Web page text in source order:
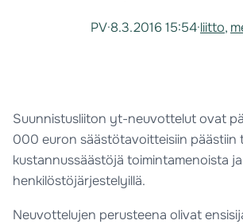
PV·8.3.2016 15:54·liitto,
Suunnistusliiton yt-neuvottelut ovat
000 euron säästötavoitteisiin päästiin
kustannussäästöjä toimintamenoista
henkilöstöjärjestelyillä.
Neuvottelujen perusteena olivat